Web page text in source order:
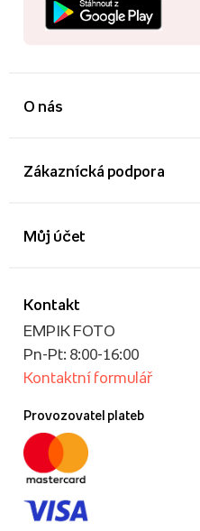
O nás
Zákaznícká podpora
Kontakt
EMPIK FOTO
Pn-Pt: 8:00-16:00
Kontaktní formulář
Provozovatel plateb
Můj účet